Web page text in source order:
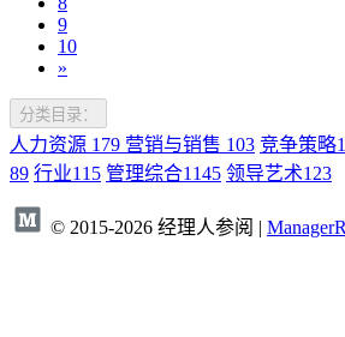
9
10
»
分类目录：
人力资源 179 营销与销售 103 竞争策略
89 行业115 管理综合1145 领导艺术123
© 2015-2026 经理人参阅 |